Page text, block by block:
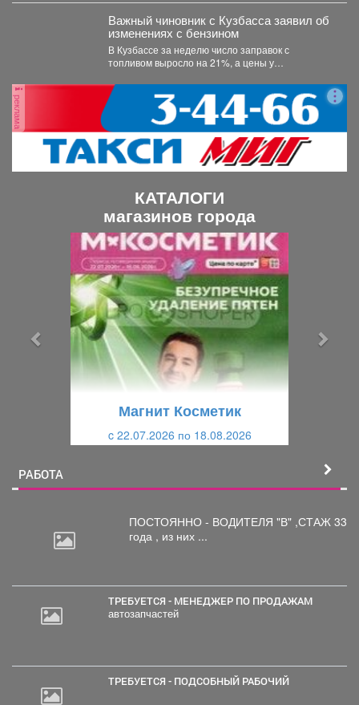
Важный чиновник с Кузбасса заявил об
изменениях с бензином
В Кузбассе за неделю число заправок с
топливом выросло на 21%, а цены у
реклама
КАТАЛОГИ
магазинов города
Магнит Косметик
c 22.07.2026 по 18.08.2026
РАБОТА
ПОСТОЯННО - ВОДИТЕЛЯ "В" ,СТАЖ 33
года , из них ...
ТРЕБУЕТСЯ - МЕНЕДЖЕР ПО ПРОДАЖАМ
автозапчастей
ТРЕБУЕТСЯ - ПОДСОБНЫЙ РАБОЧИЙ